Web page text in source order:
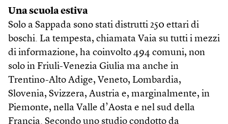
Una scuola estiva
Solo a Sappada sono stati distrutti 250 ettari di
boschi. La tempesta, chiamata Vaia su tutti i mezzi
di informazione, ha coinvolto 494 comuni, non
solo in Friuli-Venezia Giulia ma anche in
Trentino-Alto Adige, Veneto, Lombardia,
Slovenia, Svizzera, Austria e, marginalmente, in
Piemonte, nella Valle d’Aosta e nel sud della
Francia. Secondo uno studio condotto da